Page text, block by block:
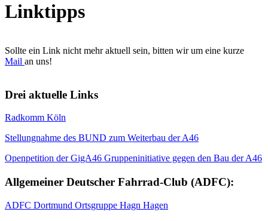
Linktipps
Sollte ein Link nicht mehr aktuell sein, bitten wir um eine kurze
Mail an uns!
Drei aktuelle Links
Radkomm Köln
Stellungnahme des BUND zum Weiterbau der A46
Openpetition der GigA46 Gruppeninitiative gegen den Bau der A46
Allgemeiner Deutscher Fahrrad-Club (ADFC):
ADFC Dortmund Ortsgruppe Hagn Hagen